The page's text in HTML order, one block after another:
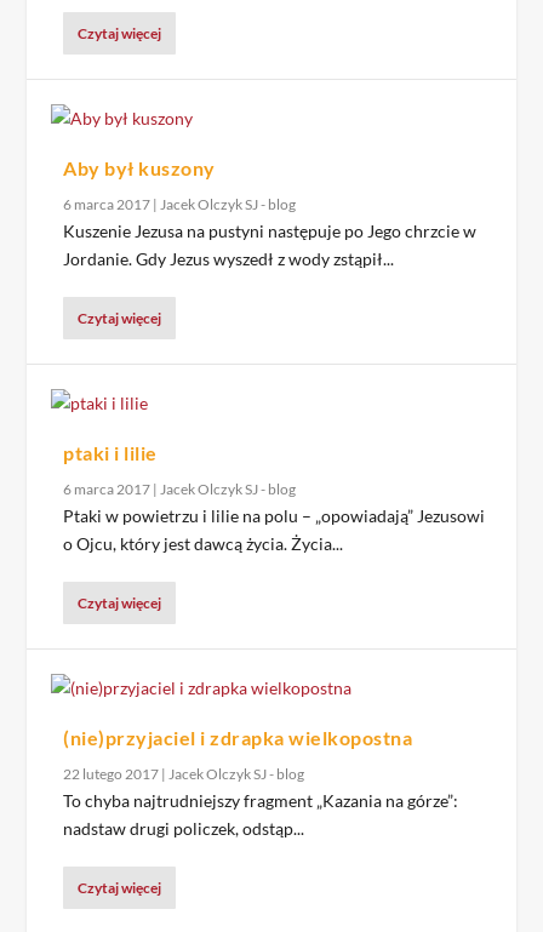
Czytaj więcej
Aby był kuszony
6 marca 2017 |Jacek Olczyk SJ - blog
Kuszenie Jezusa na pustyni następuje po Jego chrzcie w
Jordanie. Gdy Jezus wyszedł z wody zstąpił...
Czytaj więcej
ptaki i lilie
6 marca 2017 |Jacek Olczyk SJ - blog
Ptaki w powietrzu i lilie na polu – „opowiadają” Jezusowi
o Ojcu, który jest dawcą życia. Życia...
Czytaj więcej
(nie)przyjaciel i zdrapka wielkopostna
22 lutego 2017 |Jacek Olczyk SJ - blog
To chyba najtrudniejszy fragment „Kazania na górze”:
nadstaw drugi policzek, odstąp...
Czytaj więcej